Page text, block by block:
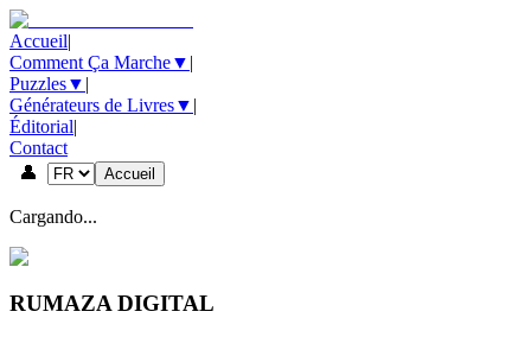
Accueil|
Comment Ça Marche▼ |
Puzzles▼ |
Générateurs de Livres▼ |
Éditorial|
Contact
👤
Accueil
Cargando...
RUMAZA DIGITAL